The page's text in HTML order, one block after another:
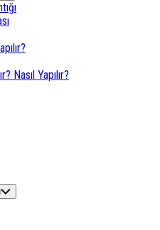
Nasıl Yapılır?